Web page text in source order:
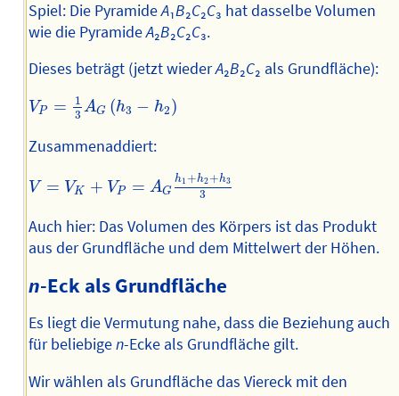
Spiel: Die PyramideA₁B₂C₂C₃ hat dasselbe Volumen
wie die PyramideA₂B₂C₂C₃.
Dieses beträgt (jetzt wiederA₂B₂C₂ als Grundfläche):
VP =
1
3 AG (h3 − h2)
VP A ( 3−h
Zusammenaddiert:
V = VK + VP = AG
h1 +h2+h3
3
h33
Auch hier: Das Volumen des Körpers ist das Produkt
aus der Grundfläche und dem Mittelwert der Höhen.
n-Eck als Grundfläche
Es liegt die Vermutung nahe, dass die Beziehung auch
für beliebigen-Ecke als Grundfläche gilt.
Wir wählen als Grundfläche das Viereck mit den